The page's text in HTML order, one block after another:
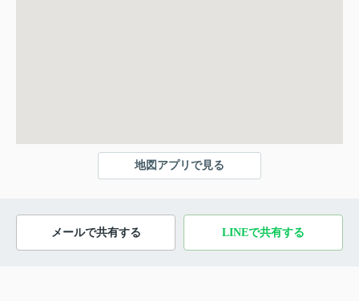
地図アプリで見る
メールで共有する LINEで共有する